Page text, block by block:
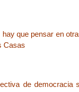
que pensar en
Casas
de democracia